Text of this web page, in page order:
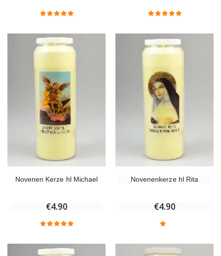
Novenen Kerze hl Michael
€4.90
Novenenkerze hl Rita
€4.90